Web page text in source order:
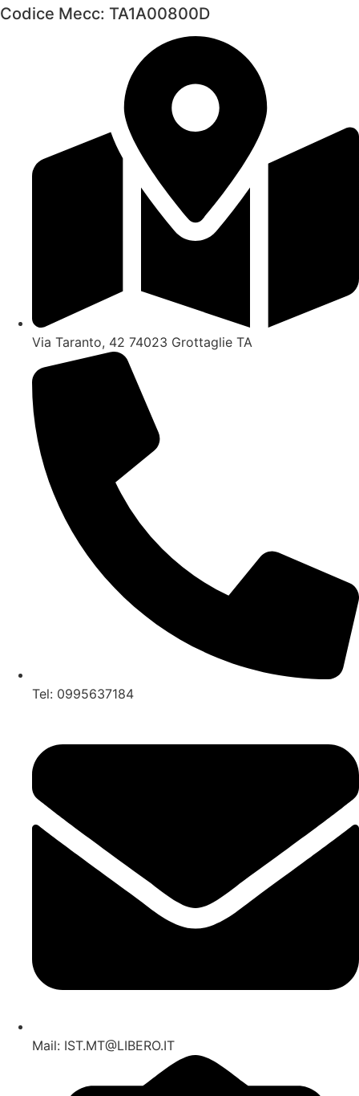
Codice Mecc: TA1A00800D
Via Taranto, 42 74023 Grottaglie TA
Tel: 0995637184
Mail: IST.MT@LIBERO.IT